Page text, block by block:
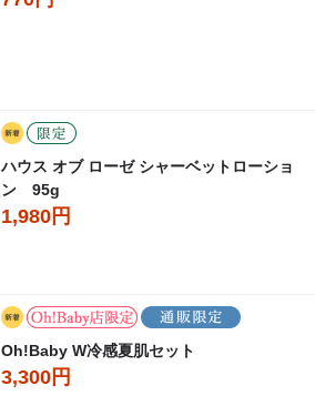
ハウス オブ ローゼ シャーベットローショ
ン 95g
1,980円
Oh!Baby W冷感夏肌セット
3,300円